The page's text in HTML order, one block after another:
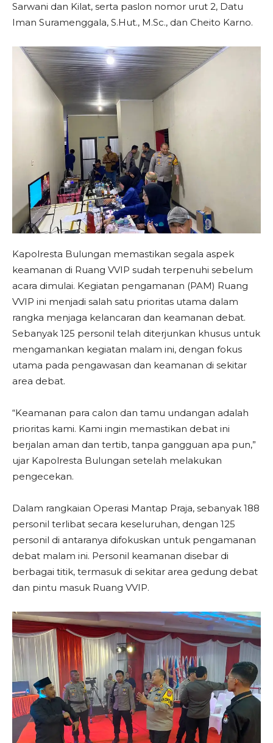
Sarwani dan Kilat, serta paslon nomor urut 2, Datu
Iman Suramenggala, S.Hut., M.Sc., dan Cheito Karno.
Kapolresta Bulungan memastikan segala aspek
keamanan di Ruang VVIP sudah terpenuhi sebelum
acara dimulai. Kegiatan pengamanan (PAM) Ruang
VVIP ini menjadi salah satu prioritas utama dalam
rangka menjaga kelancaran dan keamanan debat.
Sebanyak 125 personil telah diterjunkan khusus untuk
mengamankan kegiatan malam ini, dengan fokus
utama pada pengawasan dan keamanan di sekitar
area debat.
“Keamanan para calon dan tamu undangan adalah
prioritas kami. Kami ingin memastikan debat ini
berjalan aman dan tertib, tanpa gangguan apa pun,”
ujar Kapolresta Bulungan setelah melakukan
pengecekan.
Dalam rangkaian Operasi Mantap Praja, sebanyak 188
personil terlibat secara keseluruhan, dengan 125
personil di antaranya difokuskan untuk pengamanan
debat malam ini. Personil keamanan disebar di
berbagai titik, termasuk di sekitar area gedung debat
dan pintu masuk Ruang VVIP.